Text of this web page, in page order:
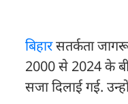
बिहारसतर्कता
2000 से 2024 के
सजा दिलाई गई.